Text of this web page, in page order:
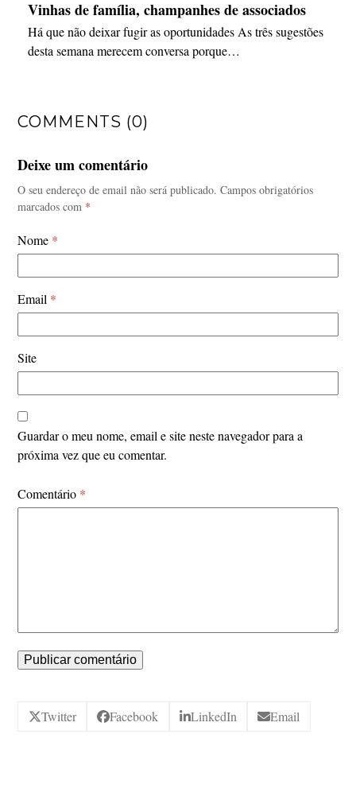
Vinhas de família, champanhes de associados
Há que não deixar fugir as oportunidades As três sugestões
desta semana merecem conversa porque…
COMMENTS (0)
Deixe um comentário
O seu endereço de email não será publicado. Campos obrigatórios
marcados com *
Nome *
Email *
Site
Guardar o meu nome, email e site neste navegador para a
próxima vez que eu comentar.
Comentário *
Twitter Facebook LinkedIn Email